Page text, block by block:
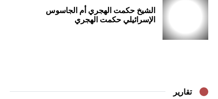
الشيخ حكمت الهجري أم الجاسوس
الإسرائيلي حكمت الهجري
تقارير